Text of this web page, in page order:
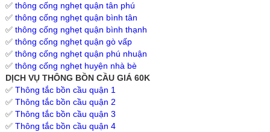
✅ thông cống nghẹt quận tân phú
✅ thông cống nghẹt quận bình tân
✅ thông cống nghẹt quận bình thạnh
✅ thông cống nghẹt quận gò vấp
✅ thông cống nghẹt quận phú nhuận
✅ thông cống nghẹt huyện nhà bè
DỊCH VỤ THÔNG BỒN CẦU GIÁ 60K
✅ Thông tắc bồn cầu quận 1
✅ Thông tắc bồn cầu quận 2
✅ Thông tắc bồn cầu quận 3
✅ Thông tắc bồn cầu quận 4